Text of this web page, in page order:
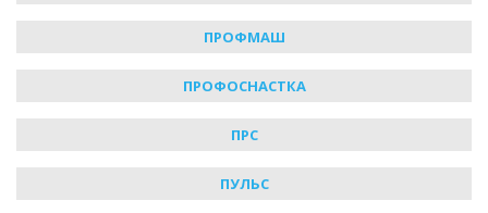
ПРОФМАШ
ПРОФОСНАСТКА
ПРС
ПУЛЬС